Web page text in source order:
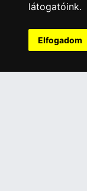
látogatóink.
Elfogadom
INFORMÁCIÓK
Általános
Adatkezelési